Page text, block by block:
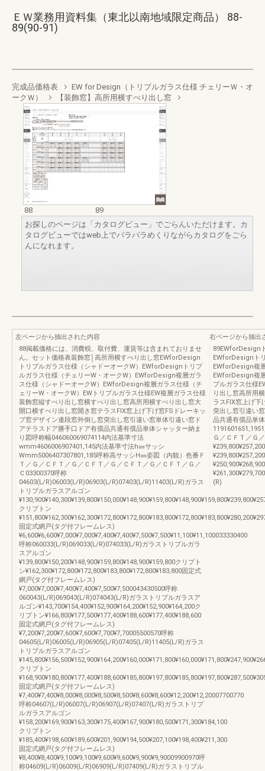
ＥＷ業務用資料集（東北以南地域限定商品） 88-
89(90-91)
完成品価格表
EW for Design（トリプルガラス仕様 チェリーＷ・オ
ークＷ）
【装飾窓】高所用横すべり出し窓
88
89
お探しのページは「カタログビュー」でごらんいただけます。カ
タログビューではweb上でパラパラめくりながらカタログをごら
んになれます。
左ページから抽出された内容
88掲載価格には、消費税、取付費、運賃等は含まれておりませ
ん。セット価格表装飾窓│高所用横すべり出し窓EWforDesign
トリプルガラス仕様（シャドーオークW）EWforDesignトリプ
ルガラス仕様（チェリーW・オークW）EWforDesign複層ガラ
ス仕様（シャドーオークW）EWforDesign複層ガラス仕様（チ
ェリーW・オークW）EWトリプルガラス仕様EW複層ガラス仕様
装飾窓縦すべり出し窓横すべり出し窓高所用横すべり出し窓大
開口横すべり出し窓開き窓テラスFIX窓上げ下げ窓FSドレーキッ
プ窓デザイン連段窓外倒し窓突出し窓引違い窓単体引違い窓ド
アテラスドア勝手口ドア有償品共通有償品単体シャッター納ま
り図呼称幅046060069074114内法基準寸法
wmm4606006907401,145内法基準寸法h㎜サッシ
Wmm5006407307801,185呼称高サッシH㎜姿図（内観）色番Ｆ
Ｔ／Ｇ／ＣＦＴ／Ｇ／ＣＦＴ／Ｇ／ＣＦＴ／Ｇ／ＣＦＴ／Ｇ／
Ｃ03300370呼称
04603(L/R)06003(L/R)06903(L/R)07403(L/R)11403(L/R)ガラス
トリプルガラスアルゴン
クリプトン
固定式網戸(タグ付フレームレス)
¥6,600¥6,600¥7,000¥7,000¥7,400¥7,400¥7,500¥7,500¥11,100¥11,100033330400
呼称060033(L/R)069033(L/R)074033(L/R)ガラストリプルガラ
スアルゴン
¥139,800¥150,200¥148,900¥159,800¥148,900¥159,800クリプト
ン¥162,300¥172,800¥172,800¥183,800¥172,800¥183,800固定式
網戸(タグ付フレームレス)
¥7,000¥7,000¥7,400¥7,400¥7,500¥7,500043430500呼称
060043(L/R)069043(L/R)074043(L/R)ガラストリプルガラスア
ルゴン¥143,700¥154,400¥152,900¥164,200¥152,900¥164,200ク
リプトン¥166,800¥177,500¥177,400¥188,600¥177,400¥188,600
固定式網戸(タグ付フレームレス)
¥7,200¥7,200¥7,600¥7,600¥7,700¥7,70005500570呼称
04605(L/R)06005(L/R)06905(L/R)07405(L/R)11405(L/R)ガラス
トリプルガラスアルゴン
クリプトン
固定式網戸(タグ付フレームレス)
¥7,400¥7,400¥8,000¥8,000¥8,500¥8,500¥8,600¥8,600¥12,200¥12,20007700770
呼称04607(L/R)06007(L/R)06907(L/R)07407(L/R)ガラストリプ
ルガラスアルゴン
¥158,200¥169,900¥163,300¥175,400¥167,900¥180,500¥171,300¥184,100
クリプトン
¥185,400¥198,600¥189,600¥201,900¥194,500¥207,100¥198,400¥211,300
固定式網戸(タグ付フレームレス)
¥8,400¥8,400¥9,100¥9,100¥9,600¥9,600¥9,900¥9,90009900970呼
称04609(L/R)06009(L/R)06909(L/R)07409(L/R)ガラストリプル
右ページから抽出
89EWforDesign
EWforDesignト
EWforDesign複
EWforDesign複
プルガラス仕様
り出し窓高所用
ラスFIX窓上げ下
突出し窓引違い
品共通有償品単
Ｇ／ＣＦＴ／Ｇ
(R)